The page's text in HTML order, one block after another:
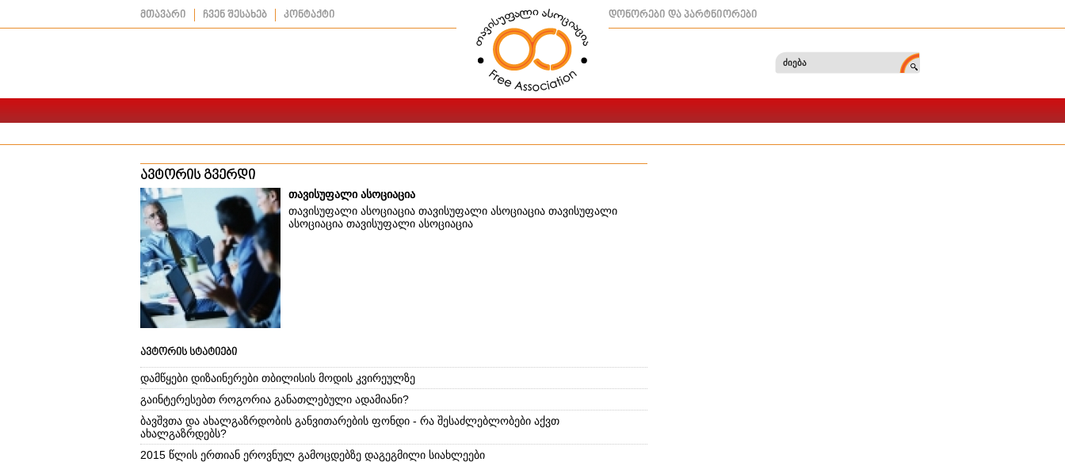
მთავარი ჩვენ შესახებ კონტაქტი დონორები და პარტნიორები
ავტორის გვერდი
თავისუფალი ასოციაცია
თავისუფალი ასოციაცია თავისუფალი ასოციაცია თავისუფალი
ასოციაცია თავისუფალი ასოციაცია
ავტორის სტატიები
დამწყები დიზაინერები თბილისის მოდის კვირეულზე
გაინტერესებთ როგორია განათლებული ადამიანი?
ბავშვთა და ახალგაზრდობის განვითარების ფონდი - რა შესაძლებლობები აქვთ
ახალგაზრდებს?
2015 წლის ერთიან ეროვნულ გამოცდებზე დაგეგმილი სიახლეები